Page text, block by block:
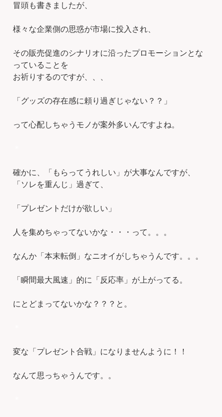
冒頭も書きましたが、
様々な企業側の思惑が市場に投入され、
その販売促進のシナリオに沿ったプロモーションとな
っていることを
お祈りするのですが、、、
「グッズの存在感に頼り過ぎじゃない？？」
って心配しちゃうモノが案外多いんですよね。
確かに、「もらってうれしい」が大事なんですが、
「ソレを重んじ」過ぎて、
「プレゼントだけが欲しい」
人を集めちゃってないかな・・・って。。。
なんか「本末転倒」なニオイがしちゃうんです。。。
「瞬間最大風速」的に「反応率」が上がってる。
にとどまってないかな？？？と。
変な「プレゼント合戦」になりませんように！！
なんて思っちゃうんです。。